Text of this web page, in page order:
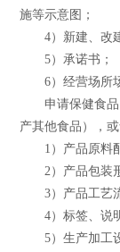
施等示意图；
4）新建、改建
5）承诺书；
6）经营场所场
申请保健食品
产其他食品），
1）产品原料配
2）产品包装形
3）产品工艺流
4）标签、说明
5）生产加工设